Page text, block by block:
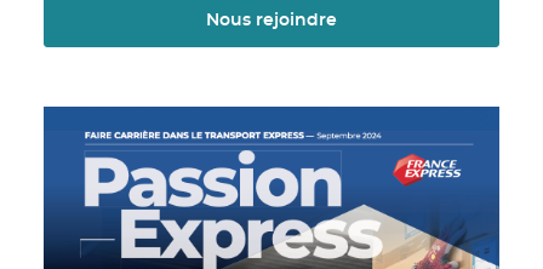
Nous rejoindre